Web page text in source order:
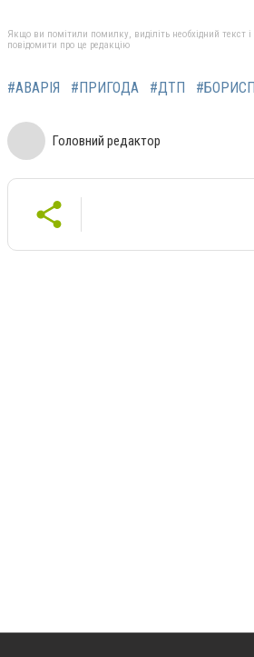
Якщо ви помітили помилку, виділіть необхідний текст
повідомити про це редакцію
#АВАРІЯ #ПРИГОДА #ДТП
Головний редактор